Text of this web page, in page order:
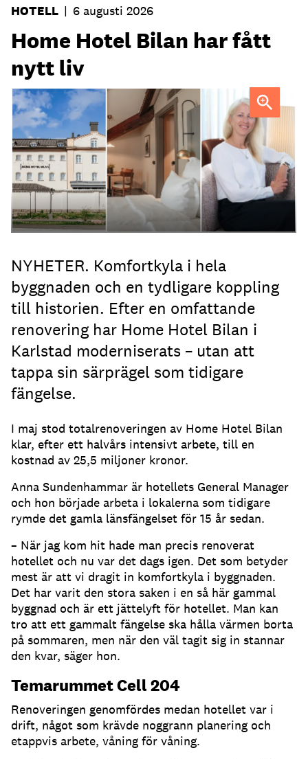
HOTELL | 6 augusti 2026
Home Hotel Bilan har fått
nytt liv
Anna Sundenhammar, General Manager på Home Hotel
Bilan.
NYHETER. Komfortkyla i hela
byggnaden och en tydligare koppling
till historien. Efter en omfattande
renovering har Home Hotel Bilan i
Karlstad moderniserats – utan att
tappa sin särprägel som tidigare
fängelse.
I maj stod totalrenoveringen av Home Hotel Bilan
klar, efter ett halvårs intensivt arbete, till en
kostnad av 25,5 miljoner kronor.
Anna Sundenhammar är hotellets General Manager
och hon började arbeta i lokalerna som tidigare
rymde det gamla länsfängelset för 15 år sedan.
– När jag kom hit hade man precis renoverat
hotellet och nu var det dags igen. Det som betyder
mest är att vi dragit in komfortkyla i byggnaden.
Det har varit den stora saken i en så här gammal
byggnad och är ett jättelyft för hotellet. Man kan
tro att ett gammalt fängelse ska hålla värmen borta
på sommaren, men när den väl tagit sig in stannar
den kvar, säger hon.
Temarummet Cell 204
Renoveringen genomfördes medan hotellet var i
drift, något som krävde noggrann planering och
etappvis arbete, våning för våning.